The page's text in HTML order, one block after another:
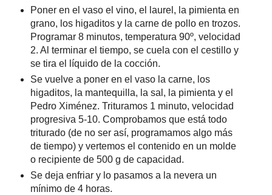
Poner en el vaso el vino, el laurel, la pimienta en
grano, los higaditos y la carne de pollo en trozos.
Programar 8 minutos, temperatura 90º, velocidad
2. Al terminar el tiempo, se cuela con el cestillo y
se tira el líquido de la cocción.
Se vuelve a poner en el vaso la carne, los
higaditos, la mantequilla, la sal, la pimienta y el
Pedro Ximénez. Trituramos 1 minuto, velocidad
progresiva 5-10. Comprobamos que está todo
triturado (de no ser así, programamos algo más
de tiempo) y vertemos el contenido en un molde
o recipiente de 500 g de capacidad.
Se deja enfriar y lo pasamos a la nevera un
mínimo de 4 horas.